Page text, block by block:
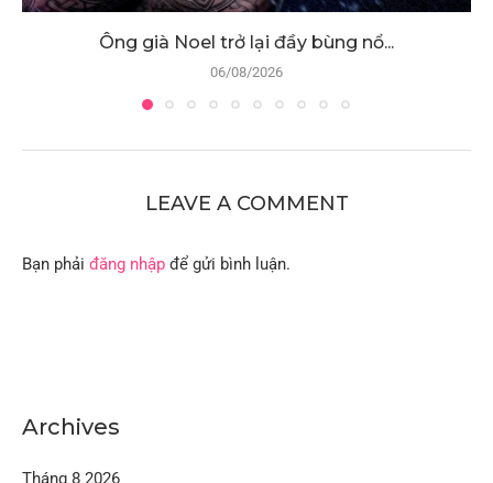
Ông già Noel trở lại đầy bùng nổ...
06/08/2026
LEAVE A COMMENT
Bạn phải đăng nhập để gửi bình luận.
Archives
Tháng 8 2026